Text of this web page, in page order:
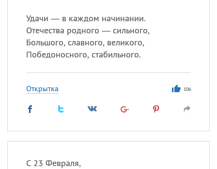
Удачи — в каждом начинании.
Отечества родного — сильного,
Большого, славного, великого,
Победоносного, стабильного.
Открытка 106
С 23 Февраля,